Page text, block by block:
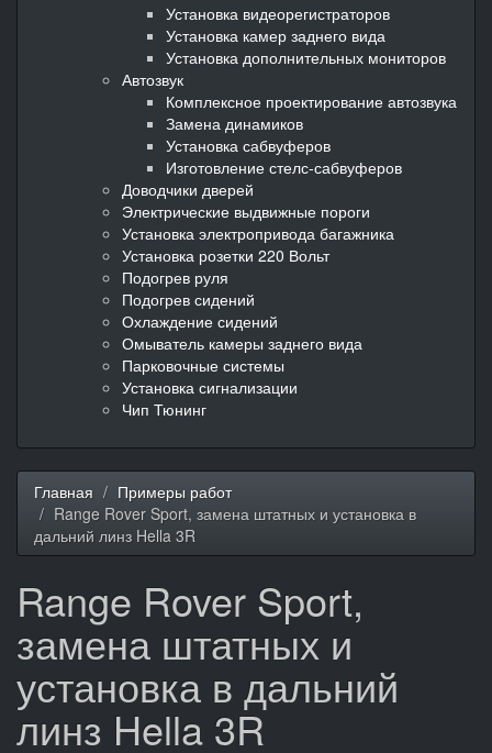
Установка видеорегистраторов
Установка камер заднего вида
Установка дополнительных мониторов
Автозвук
Комплексное проектирование автозвука
Замена динамиков
Установка сабвуферов
Изготовление стелс-сабвуферов
Доводчики дверей
Электрические выдвижные пороги
Установка электропривода багажника
Установка розетки 220 Вольт
Подогрев руля
Подогрев сидений
Охлаждение сидений
Омыватель камеры заднего вида
Парковочные системы
Установка сигнализации
Чип Тюнинг
Главная
Примеры работ
Range Rover Sport, замена штатных и установка в
дальний линз Hella 3R
Range Rover Sport,
замена штатных и
установка в дальний
линз Hella 3R